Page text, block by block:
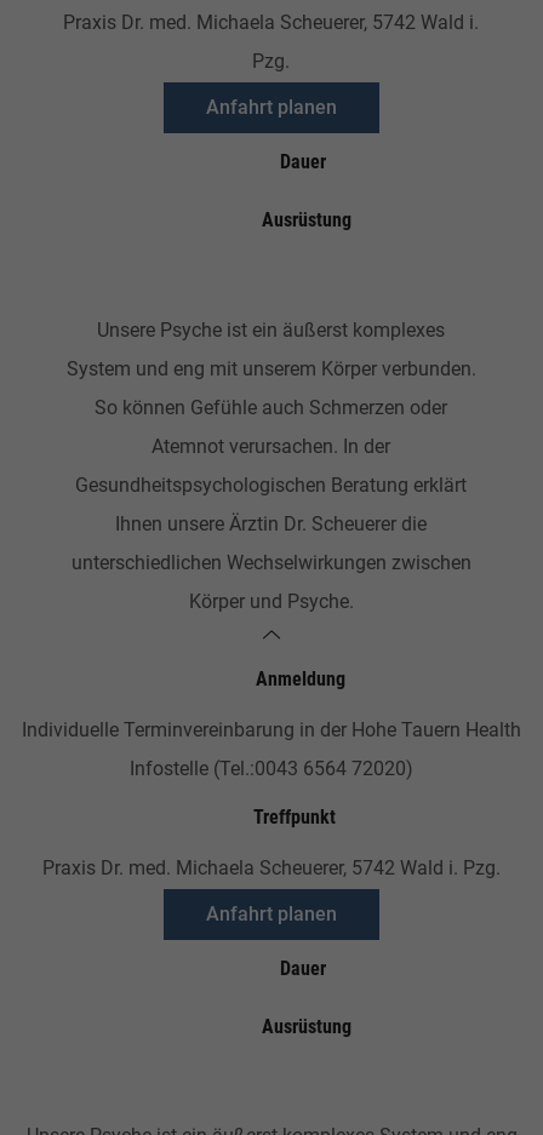
Praxis Dr. med. Michaela Scheuerer, 5742 Wald i.
Pzg.
Anfahrt planen
Dauer
Ausrüstung
Unsere Psyche ist ein äußerst komplexes
System und eng mit unserem Körper verbunden.
So können Gefühle auch Schmerzen oder
Atemnot verursachen. In der
Gesundheitspsychologischen Beratung erklärt
Ihnen unsere Ärztin Dr. Scheuerer die
unterschiedlichen Wechselwirkungen zwischen
Körper und Psyche.
Anmeldung
Individuelle Terminvereinbarung in der Hohe Tauern Health
Infostelle (Tel.:0043 6564 72020)
Treffpunkt
Praxis Dr. med. Michaela Scheuerer, 5742 Wald i. Pzg.
Anfahrt planen
Dauer
Ausrüstung